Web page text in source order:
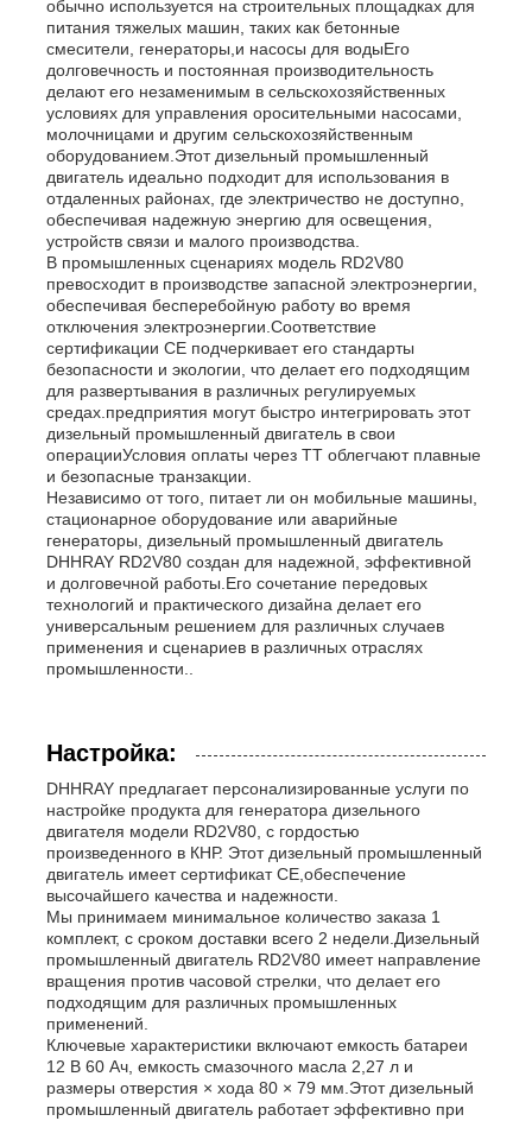
обычно используется на строительных площадках для
питания тяжелых машин, таких как бетонные
смесители, генераторы,и насосы для водыЕго
долговечность и постоянная производительность
делают его незаменимым в сельскохозяйственных
условиях для управления оросительными насосами,
молочницами и другим сельскохозяйственным
оборудованием.Этот дизельный промышленный
двигатель идеально подходит для использования в
отдаленных районах, где электричество не доступно,
обеспечивая надежную энергию для освещения,
устройств связи и малого производства.
В промышленных сценариях модель RD2V80
превосходит в производстве запасной электроэнергии,
обеспечивая бесперебойную работу во время
отключения электроэнергии.Соответствие
сертификации CE подчеркивает его стандарты
безопасности и экологии, что делает его подходящим
для развертывания в различных регулируемых
средах.предприятия могут быстро интегрировать этот
дизельный промышленный двигатель в свои
операцииУсловия оплаты через TT облегчают плавные
и безопасные транзакции.
Независимо от того, питает ли он мобильные машины,
стационарное оборудование или аварийные
генераторы, дизельный промышленный двигатель
DHHRAY RD2V80 создан для надежной, эффективной
и долговечной работы.Его сочетание передовых
технологий и практического дизайна делает его
универсальным решением для различных случаев
применения и сценариев в различных отраслях
промышленности..
Настройка:
DHHRAY предлагает персонализированные услуги по
настройке продукта для генератора дизельного
двигателя модели RD2V80, с гордостью
произведенного в КНР. Этот дизельный промышленный
двигатель имеет сертификат CE,обеспечение
высочайшего качества и надежности.
Мы принимаем минимальное количество заказа 1
комплект, с сроком доставки всего 2 недели.Дизельный
промышленный двигатель RD2V80 имеет направление
вращения против часовой стрелки, что делает его
подходящим для различных промышленных
применений.
Ключевые характеристики включают емкость батареи
12 В 60 Ач, емкость смазочного масла 2,27 л и
размеры отверстия × хода 80 × 79 мм.Этот дизельный
промышленный двигатель работает эффективно при